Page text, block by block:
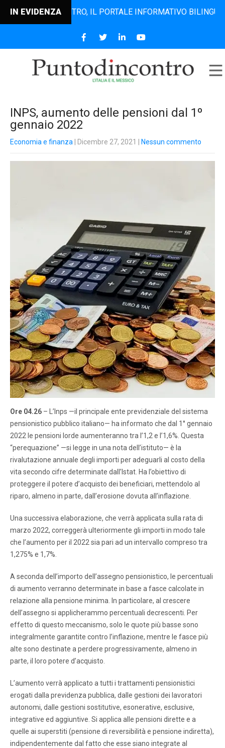
IN EVIDENZA IL PORTALE INFORMATIVO BILINGUE
INPS, aumento delle pensioni dal 1º
gennaio 2022
Economia e finanza | Dicembre 27, 2021 Nessun commento
Ore 04.26 – L’Inps —il principale ente previdenziale del sistema
pensionistico pubblico italiano— ha informato che dal 1° gennaio
2022 le pensioni lorde aumenteranno tra l’1,2 e l’1,6%. Questa
“perequazione” —si legge in una nota dell’istituto— è la
rivalutazione annuale degli importi per adeguarli al costo della
vita secondo cifre determinate dall’Istat. Ha l’obiettivo di
proteggere il potere d’acquisto dei beneficiari, mettendolo al
riparo, almeno in parte, dall’erosione dovuta all’inflazione.
Una successiva elaborazione, che verrà applicata sulla rata di
marzo 2022, correggerà ulteriormente gli importi in modo tale
che l’aumento per il 2022 sia pari ad un intervallo compreso tra
1,275% e 1,7%.
A seconda dell’importo dell’assegno pensionistico, le percentuali
di aumento verranno determinate in base a fasce calcolate in
relazione alla pensione minima. In particolare, al crescere
dell’assegno si applicherammo percentuali decrescenti. Per
effetto di questo meccanismo, solo le quote più basse sono
integralmente garantite contro l’inflazione, mentre le fasce più
alte sono destinate a perdere progressivamente, almeno in
parte, il loro potere d’acquisto.
L’aumento verrà applicato a tutti i trattamenti pensionistici
erogati dalla previdenza pubblica, dalle gestioni dei lavoratori
autonomi, dalle gestioni sostitutive, esonerative, esclusive,
integrative ed aggiuntive. Si applica alle pensioni dirette e a
quelle ai superstiti (pensione di reversibilità e pensione indiretta),
indipendentemente dal fatto che esse siano integrate al